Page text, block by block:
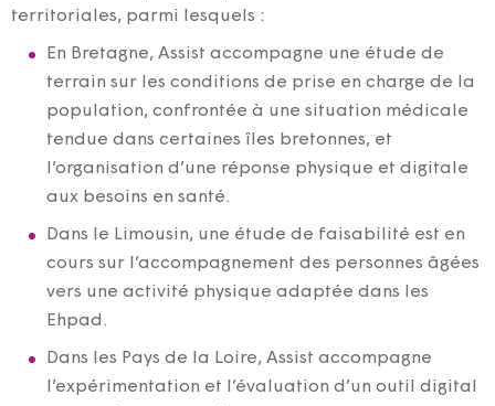
territoriales, parmi lesquels :
En Bretagne, Assist accompagne une étude de
terrain sur les conditions de prise en charge de la
population, confrontée à une situation médicale
tendue dans certaines îles bretonnes, et
l’organisation d’une réponse physique et digitale
aux besoins en santé.
Dans le Limousin, une étude de faisabilité est en
cours sur l’accompagnement des personnes âgées
vers une activité physique adaptée dans les
Ehpad.
Dans les Pays de la Loire, Assist accompagne
l’expérimentation et l’évaluation d’un outil digital